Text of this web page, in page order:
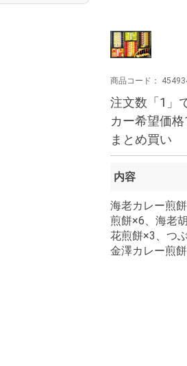
商品コード：
注文数「1」
カー希望価
まとめ買い
内容
海老カレー煎
煎餅×6、海老
花煎餅×3、つ
金澤カレー煎